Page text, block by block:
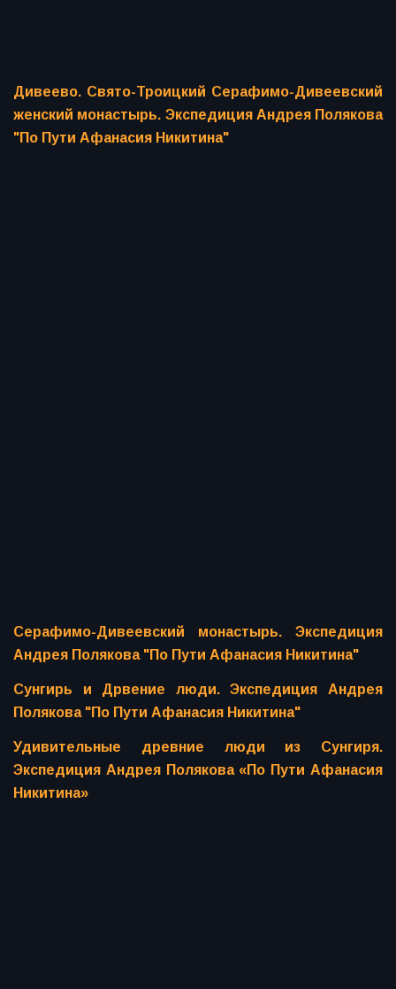
Дивеево. Свято-Троицкий Серафимо-Дивеевский
женский монастырь. Экспедиция Андрея Полякова
"По Пути Афанасия Никитина"
Серафимо-Дивеевский монастырь. Экспедиция
Андрея Полякова "По Пути Афанасия Никитина"
Сунгирь и Дрвение люди. Экспедиция Андрея
Полякова "По Пути Афанасия Никитина"
Удивительные древние люди из Сунгиря.
Экспедиция Андрея Полякова «По Пути Афанасия
Никитина»